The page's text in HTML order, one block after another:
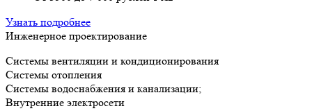
Узнать подробнее
Инженерное проектирование
Системы вентиляции и кондиционирования
Системы отопления
Системы водоснабжения и канализации;
Внутренние электросети